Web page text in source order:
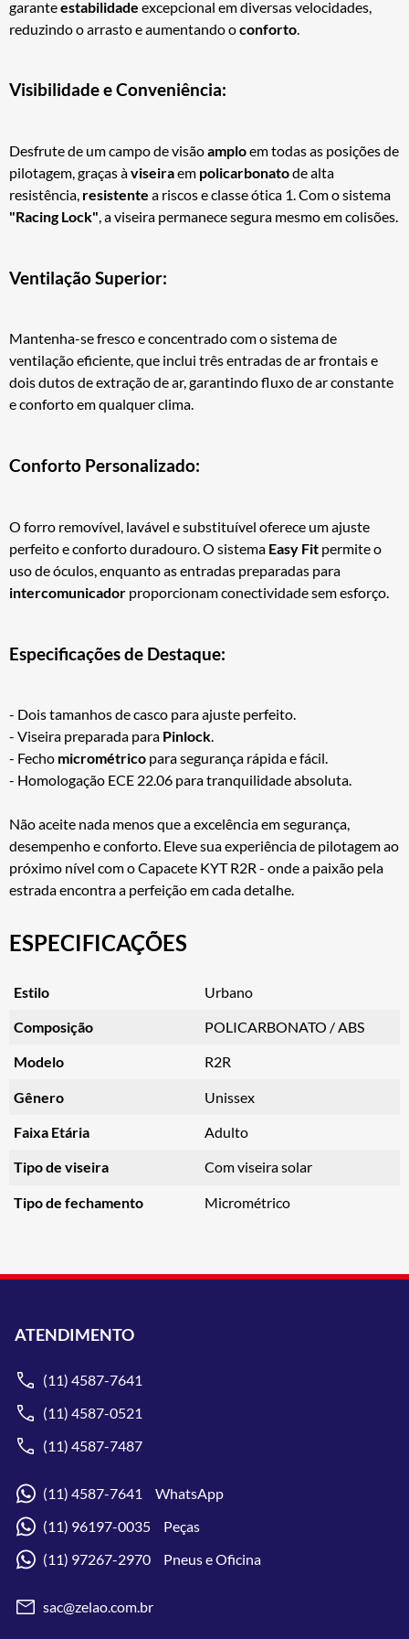
garanteestabilidade excepcional em diversas velocidades,
reduzindo o arrasto e aumentando oconforto
Visibilidade e Conveniência:
Desfrute de um campo de visãoamploem todas as posições de
pilotagem, graças àviseiraem policarbonatode alta
resistência, resistente a riscos e classe ótica 1. Com o sistema
"Racing Lock", a viseira permanece segura mesmo em colisões.
Ventilação Superior:
Mantenha-se fresco e concentrado com o sistema de
ventilação eficiente, que inclui três entradas de ar frontais e
dois dutos de extração de ar, garantindo fluxo de ar constante
e conforto em qualquer clima.
Conforto Personalizado:
O forro removível, lavável e substituível oferece um ajuste
perfeito e conforto duradouro. O sistema Easy Fit permite o
uso de óculos, enquanto as entradas preparadas para
intercomunicador proporcionam conectividade sem esforço.
Especificações de Destaque:
- Dois tamanhos de casco para ajuste perfeito.
- Viseira preparada para Pinlock.
- Fecho micrométrico para segurança rápida e fácil.
- Homologação ECE 22.06 para tranquilidade absoluta.
Não aceite nada menos que a excelência em segurança,
desempenho e conforto. Eleve sua experiência de pilotagem ao
próximo nível com o Capacete KYT R2R - onde a paixão pela
estrada encontra a perfeição em cada detalhe.
ESPECIFICAÇÕES
Estilo Urbano
Composição POLICARBONATO / ABS
Modelo R2R
Gênero Unissex
Faixa Etária Adulto
Tipo de viseira Com viseira solar
Tipo de fechamento Micrométrico
ATENDIMENTO
(11) 4587-7641
(11) 4587-0521
(11) 4587-7487
(11) 4587-7641 WhatsApp
(11) 96197-0035 Peças
(11) 97267-2970 Pneus e Oficina
sac@zelao.com.br